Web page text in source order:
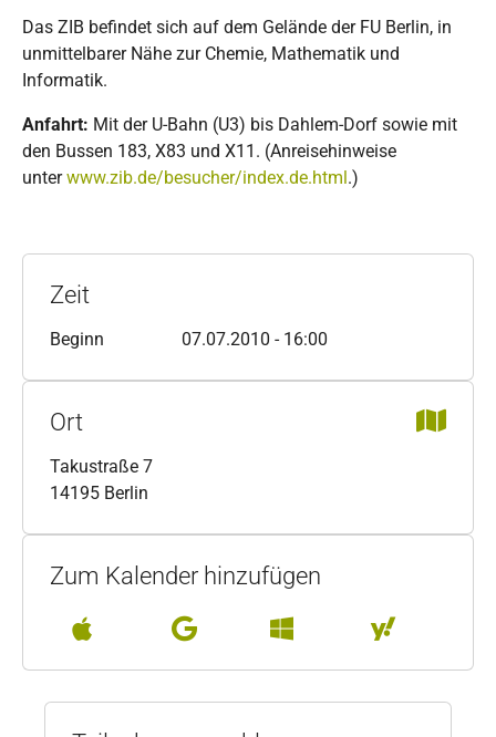
Das ZIB befindet sich auf dem Gelände der FU Berlin, in
unmittelbarer Nähe zur Chemie, Mathematik und
Informatik.
Anfahrt: Mit der U-Bahn (U3) bis Dahlem-Dorf sowie mit
den Bussen 183, X83 und X11. (Anreisehinweise
unterwww.zib.de/besucher/index.de.html.)
Zeit
Beginn 07.07.2010 - 16:00
Ort
Takustraße 7
14195 Berlin
Zum Kalender hinzufügen